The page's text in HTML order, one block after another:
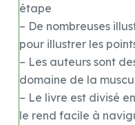
étape
– De nombreuses
pour illustrer les
– Les auteurs sont
domaine de la
– Le livre est divisé
le rend facile à